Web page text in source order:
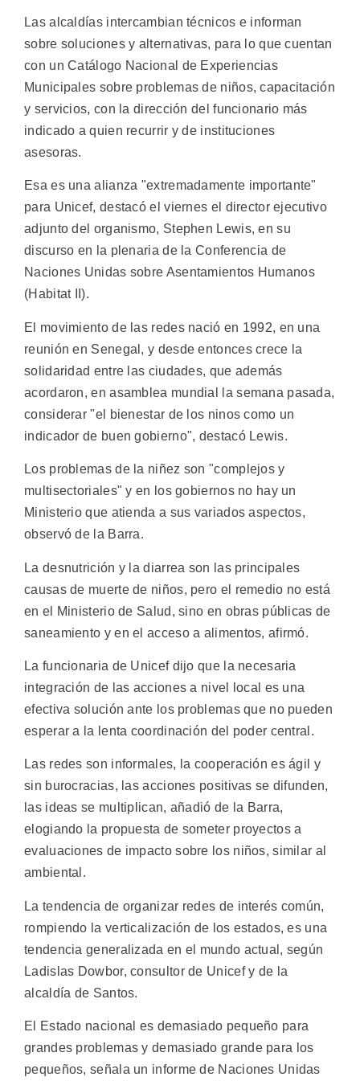
Las alcaldías intercambian técnicos e informan
sobre soluciones y alternativas, para lo que cuentan
con un Catálogo Nacional de Experiencias
Municipales sobre problemas de niños, capacitación
y servicios, con la dirección del funcionario más
indicado a quien recurrir y de instituciones
asesoras.
Esa es una alianza "extremadamente importante"
para Unicef, destacó el viernes el director ejecutivo
adjunto del organismo, Stephen Lewis, en su
discurso en la plenaria de la Conferencia de
Naciones Unidas sobre Asentamientos Humanos
(Habitat II).
El movimiento de las redes nació en 1992, en una
reunión en Senegal, y desde entonces crece la
solidaridad entre las ciudades, que además
acordaron, en asamblea mundial la semana pasada,
considerar "el bienestar de los ninos como un
indicador de buen gobierno", destacó Lewis.
Los problemas de la niñez son "complejos y
multisectoriales" y en los gobiernos no hay un
Ministerio que atienda a sus variados aspectos,
observó de la Barra.
La desnutrición y la diarrea son las principales
causas de muerte de niños, pero el remedio no está
en el Ministerio de Salud, sino en obras públicas de
saneamiento y en el acceso a alimentos, afirmó.
La funcionaria de Unicef dijo que la necesaria
integración de las acciones a nivel local es una
efectiva solución ante los problemas que no pueden
esperar a la lenta coordinación del poder central.
Las redes son informales, la cooperación es ágil y
sin burocracias, las acciones positivas se difunden,
las ideas se multiplican, añadió de la Barra,
elogiando la propuesta de someter proyectos a
evaluaciones de impacto sobre los niños, similar al
ambiental.
La tendencia de organizar redes de interés común,
rompiendo la verticalización de los estados, es una
tendencia generalizada en el mundo actual, según
Ladislas Dowbor, consultor de Unicef y de la
alcaldía de Santos.
El Estado nacional es demasiado pequeño para
grandes problemas y demasiado grande para los
pequeños, señala un informe de Naciones Unidas